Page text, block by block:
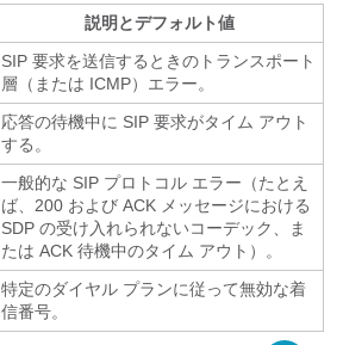
説明とデフォルト値
SIP 要求を送信するときのトランスポート
層（または ICMP）エラー。
応答の待機中に SIP 要求がタイム アウト
する。
一般的な SIP プロトコル エラー（たとえ
ば、200 および ACK メッセージにおける
SDP の受け入れられないコーデック、ま
たは ACK 待機中のタイム アウト）。
特定のダイヤル プランに従って無効な着
信番号。